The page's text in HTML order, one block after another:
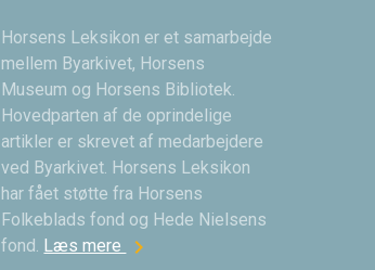
Horsens Leksikon er et samarbejde
mellem Byarkivet, Horsens
Museum og Horsens Bibliotek.
Hovedparten af de oprindelige
artikler er skrevet af medarbejdere
ved Byarkivet. Horsens Leksikon
har fået støtte fra Horsens
Folkeblads fond og Hede Nielsens
fond. Læs mere chevron_right